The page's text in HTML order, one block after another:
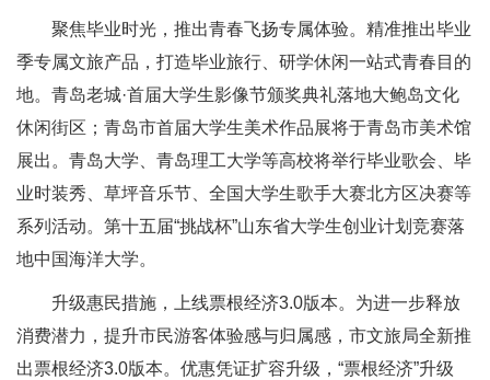
聚焦毕业时光，推出青春飞扬专属体验。精准推出毕业
季专属文旅产品，打造毕业旅行、研学休闲一站式青春目的
地。青岛老城·首届大学生影像节颁奖典礼落地大鲍岛文化
休闲街区；青岛市首届大学生美术作品展将于青岛市美术馆
展出。青岛大学、青岛理工大学等高校将举行毕业歌会、毕
业时装秀、草坪音乐节、全国大学生歌手大赛北方区决赛等
系列活动。第十五届“挑战杯”山东省大学生创业计划竞赛落
地中国海洋大学。
升级惠民措施，上线票根经济3.0版本。为进一步释放
消费潜力，提升市民游客体验感与归属感，市文旅局全新推
出票根经济3.0版本。优惠凭证扩容升级，“票根经济”升级